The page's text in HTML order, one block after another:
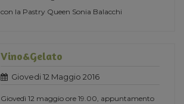
con la Pastry Queen Sonia Balacchi
Vino&Gelato
Giovedi 12 Maggio 2016
Giovedì 12 maggio ore 19.00, appuntamento